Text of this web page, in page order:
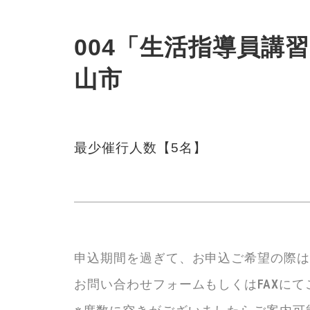
004「生活指導員講
山市
最少催行人数【5名】
申込期間を過ぎて、お申込ご希望の際は
お問い合わせフォームもしくはFAXに